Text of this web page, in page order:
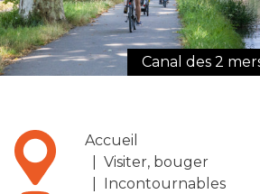
Canal des 2
Accueil
Visiter, bouger
Incontournables